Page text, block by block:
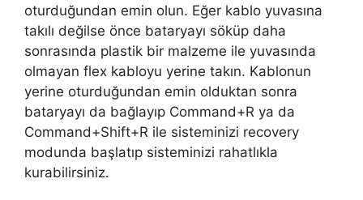
oturduğundan emin olun. Eğer kablo yuvasına
takılı değilse önce bataryayı söküp daha
sonrasında plastik bir malzeme ile yuvasında
olmayan flex kabloyu yerine takın. Kablonun
yerine oturduğundan emin olduktan sonra
bataryayı da bağlayıp Command+R ya da
Command+Shift+R ile sisteminizi recovery
modunda başlatıp sisteminizi rahatlıkla
kurabilirsiniz.